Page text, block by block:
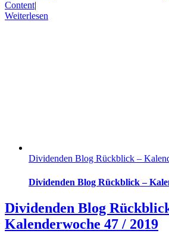
Content|
Weiterlesen
Dividenden Blog Rückblick –
Dividenden Blog Rückblick –
Dividenden Blog
Kalenderwoche 47 / 2019